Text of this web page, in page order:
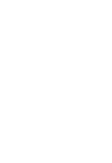
hem de